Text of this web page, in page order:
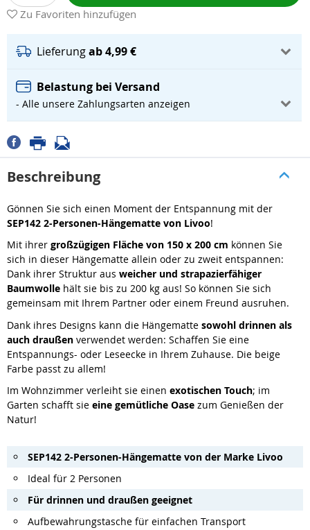
Zu Favoriten hinzufügen
Lieferungab 4,99 €
Belastung bei Versand
- Alle unsere Zahlungsarten anzeigen
Beschreibung
Gönnen Sie sich einen Moment der Entspannung mit der
SEP142 2-Personen-Hängematte von Livoo!
Mit ihrer großzügigen Fläche von 150 x 200 cm können Sie
sich in dieser Hängematte allein oder zu zweit entspannen:
Dank ihrer Struktur aus weicher und strapazierfähiger
Baumwolle hält sie bis zu 200 kg aus! So können Sie sich
gemeinsam mit Ihrem Partner oder einem Freund ausruhen.
Dank ihres Designs kann die Hängematte sowohl drinnen als
auch draußen verwendet werden: Schaffen Sie eine
Entspannungs- oder Leseecke in Ihrem Zuhause. Die beige
Farbe passt zu allem!
Im Wohnzimmer verleiht sie einen exotischen Touch; im
Garten schafft sie eine gemütliche Oase zum Genießen der
Natur!
SEP142 2-Personen-Hängematte von der Marke Livoo
Ideal für 2 Personen
Für drinnen und draußen geeignet
Aufbewahrungstasche für einfachen Transport